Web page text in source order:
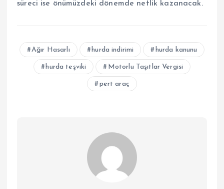
süreci ise önümüzdeki dönemde netlik kazanacak.
Ağır Hasarlı hurda indirimi hurda kanunu
hurda teşviki Motorlu Taşıtlar Vergisi
pert araç